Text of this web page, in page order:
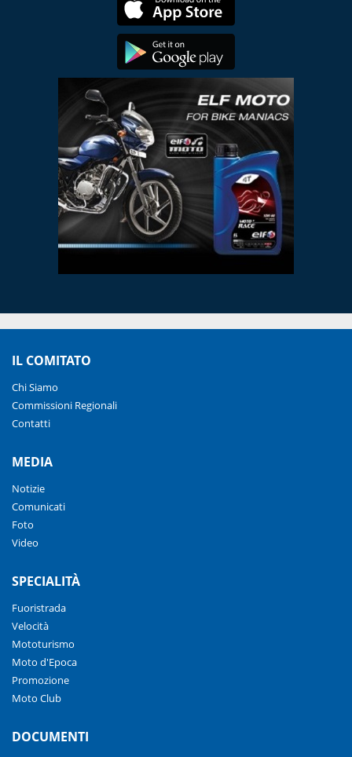
IL COMITATO
Chi Siamo
Commissioni Regionali
Contatti
MEDIA
Notizie
Comunicati
Foto
Video
SPECIALITÀ
Fuoristrada
Velocità
Mototurismo
Moto d'Epoca
Promozione
Moto Club
DOCUMENTI